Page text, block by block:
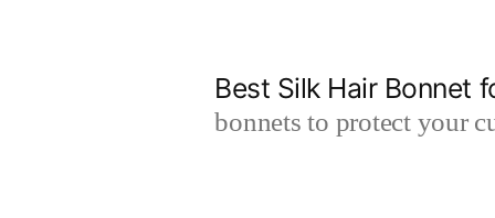
Best Silk Hair Bonnet
bonnets to protect your